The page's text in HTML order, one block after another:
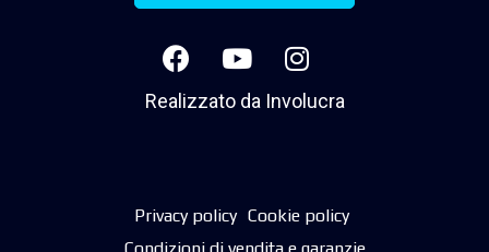
Realizzato da Involucra
Privacy policy Cookie policy